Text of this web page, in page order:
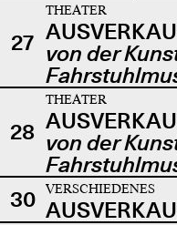
27
THEATER
von der
28
THEATER
von der
30
VERSCHIEDENES